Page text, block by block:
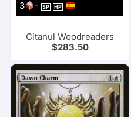
3 -SP HP
Citanul Woodreaders
$283.50